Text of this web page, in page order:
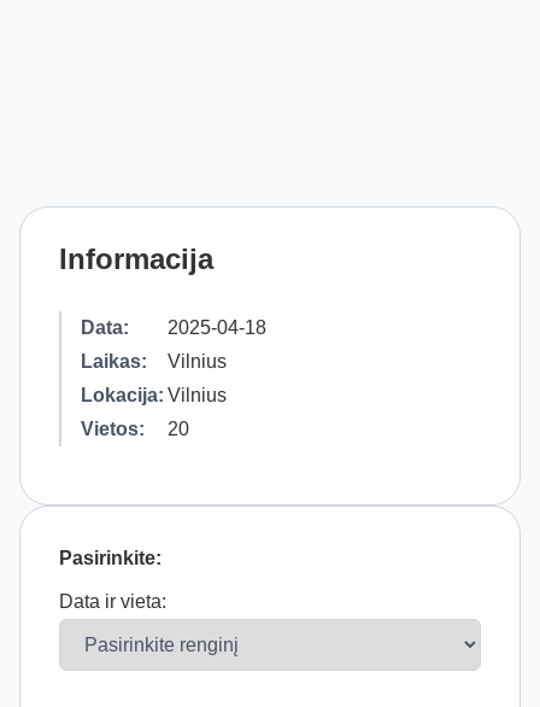
Informacija
Data:
2025-04-18
Laikas:
Vilnius
Lokacija: Vilnius
Vietos:
20
Pasirinkite:
Data ir vieta: